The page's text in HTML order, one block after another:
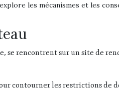
les mécanismes et les
rencontrent sur un site de
contourner les restrictions de